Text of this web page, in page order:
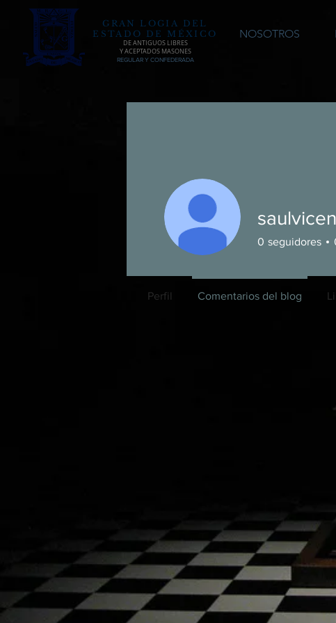
GRAN LOGIA DEL
ESTADO DE MÉXICO
DE ANTIGUOS LIBRES
Y ACEPTADOS MASONES
REGULAR Y CONFEDERADA
NOSOTROS
0 seguidores
Perfil Comentarios del blog